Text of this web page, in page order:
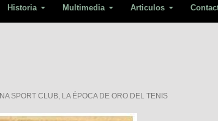
Historia Multimedia Articulos
SPORT CLUB, LA ÉPOCA DE ORO DEL TENIS